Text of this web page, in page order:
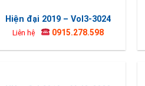
Hiện đại 2019 – Vol3-3024
Liên hệ 0915.278.598